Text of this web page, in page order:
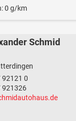
0 g/km
Schmid
0
921326